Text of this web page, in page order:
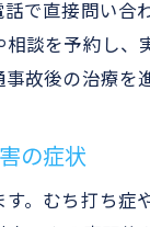
最新
交通
国家資格
整骨
で直接問い
談を予約し
故後の治療を
の症状
。むち打ち